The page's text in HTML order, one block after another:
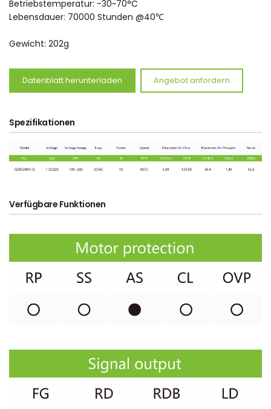
Betriebstemperatur: -30~70°C
Lebensdauer: 70000 Stunden @40℃
Gewicht: 202g
Datenblatt herunterladen Angebot anfordern
Spezifikationen
Verfügbare Funktionen